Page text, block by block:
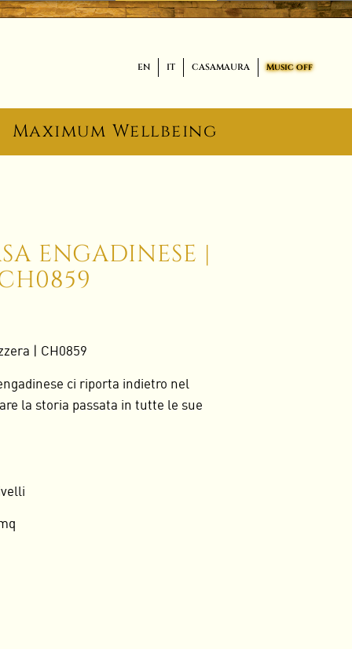
EN IT CASAMAURA Music off
Maximum Wellbeing
ENGADINESE |
| CH0859
ci riporta indietro nel
la storia passata in tutte le sue